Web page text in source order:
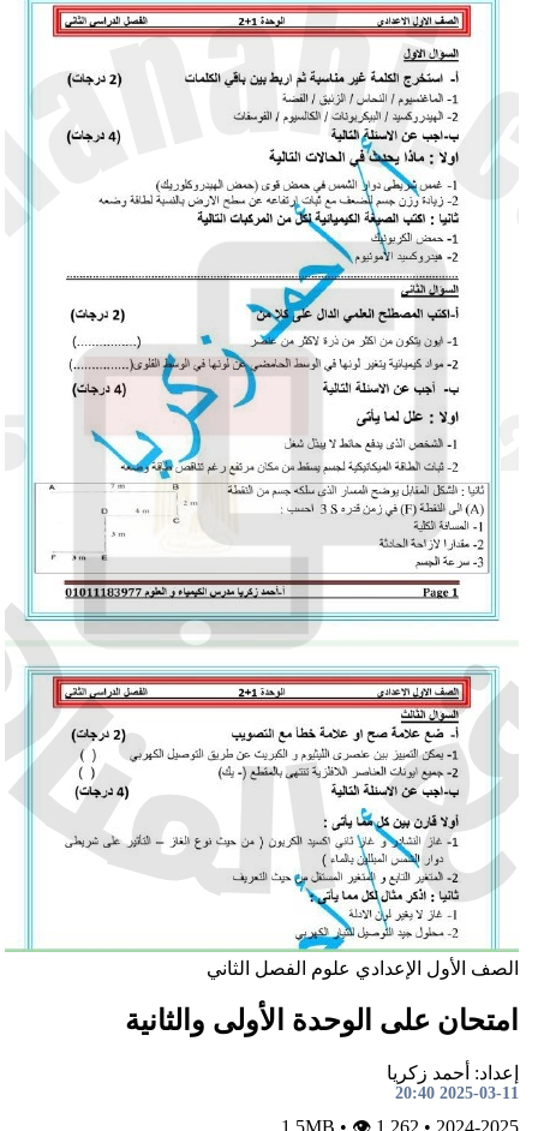
الأول الإعدادي علوم الفصل الثاني
على الوحدة الأولى والثانية
أحمد زكريا
2025-03-11
2024-
•
1.5MB
• 👁 1,262